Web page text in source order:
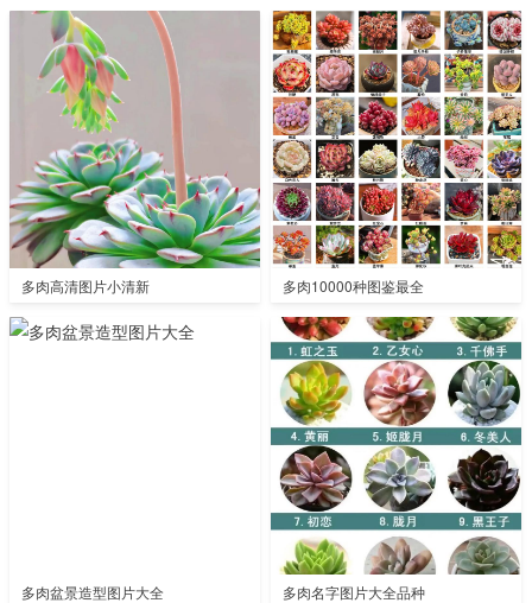
多肉高清图片小清新 多肉10000种图鉴最全
多肉盆景造型图片大全 多肉名字图片大全品种